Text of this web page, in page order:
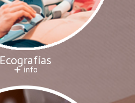
Ecografías
info